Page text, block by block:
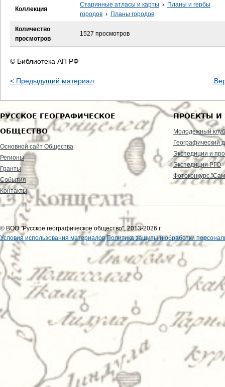
Коллекция
Старинные атласы и карты › Планы и гербы
городов › Планы городов
Количество
просмотров
1527 просмотров
© Библиотека АП РФ
< Предыдущий материал
РУССКОЕ ГЕОГРАФИЧЕСКОЕ
ОБЩЕСТВО
Основной сайт Общества
Регионы
Гранты
События
Контакты
ПРОЕКТЫ И
Молодежный клуб
Географический
Экспедиции и
Экспедиции РГО
Фотоконкурс
© ВОО "Русское географическое общество", 2013-2026 г.
Условия использования материалов Политика защиты и обработки